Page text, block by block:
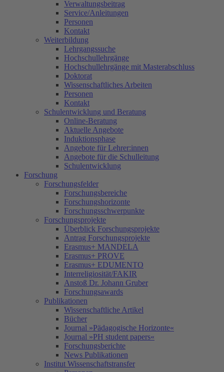
Verwaltungsbeitrag
Service/Anleitungen
Personen
Kontakt
Weiterbildung
Lehrgangssuche
Hochschullehrgänge
Hochschullehrgänge mit Masterabschluss
Doktorat
Wissenschaftliches Arbeiten
Personen
Kontakt
Schulentwicklung und Beratung
Online-Beratung
Aktuelle Angebote
Induktionsphase
Angebote für Lehrer:innen
Angebote für die Schulleitung
Schulentwicklung
Forschung
Forschungsfelder
Forschungsbereiche
Forschungshorizonte
Forschungsschwerpunkte
Forschungsprojekte
Überblick Forschungsprojekte
Antrag Forschungsprojekte
Erasmus+ MANDELA
Erasmus+ PROVE
Erasmus+ EDUMENTO
Interreligiosität/FAKIR
Anstoß Dr. Johann Gruber
Forschungsawards
Publikationen
Wissenschaftliche Artikel
Bücher
Journal »Pädagogische Horizonte«
Journal »PH student papers«
Forschungsberichte
News Publikationen
Institut Wissenschaftstransfer